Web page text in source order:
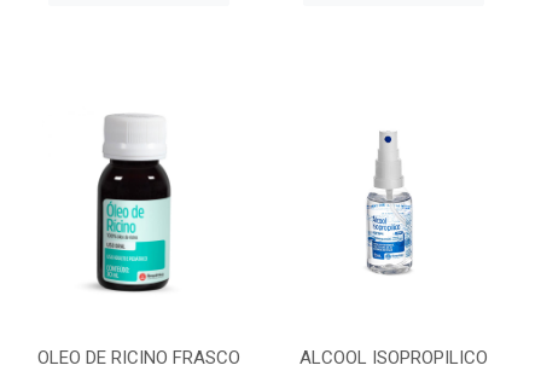
OLEO DE RICINO FRASCO
ALCOOL ISOPROPILICO